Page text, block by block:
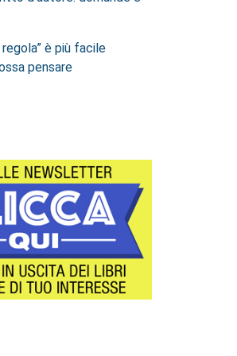
regola” è più facile
pensare